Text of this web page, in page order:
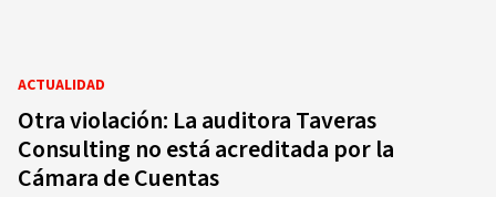
ACTUALIDAD
Otra violación: La auditora Taveras
Consulting no está acreditada por la
Cámara de Cuentas